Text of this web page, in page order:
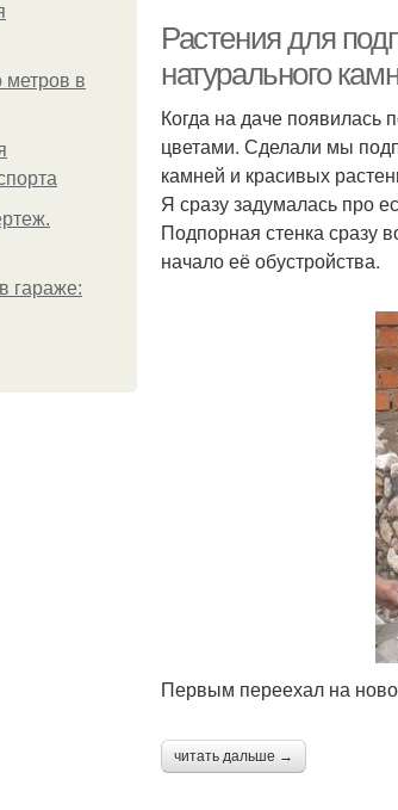
метров в
гараже:
Растения для
натурального
Когда на даче появилась
цветами. Сделали мы
камней и красивых
Я сразу задумалась про
Подпорная стенка сразу
начало её обустройства.
Первым переехал на
читать дальше →